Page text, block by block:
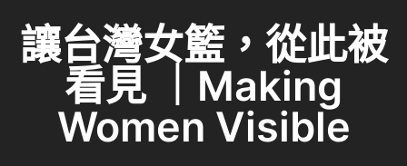
b
o
o
k
at
dI
n
讓台灣女籃，從此被
看見 ｜Making
Women Visible